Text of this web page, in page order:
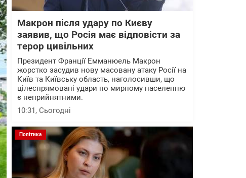
Макрон після удару по Києву
заявив, що Росія має відповісти за
терор цивільних
Президент Франції Емманюель Макрон
жорстко засудив нову масовану атаку Росії на
Київ та Київську область, наголосивши, що
цілеспрямовані удари по мирному населенню
є неприйнятними.
10:31, Сьогодні
Політика